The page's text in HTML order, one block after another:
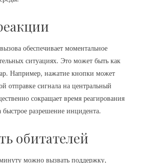
обеспечивает моментальное
ситуациях. Это может быть как
Например, нажатие кнопки может
отправке сигнала на центральный
сокращает время реагирования
разрешение инцидента.
обитателей
можно вызвать поддержку,